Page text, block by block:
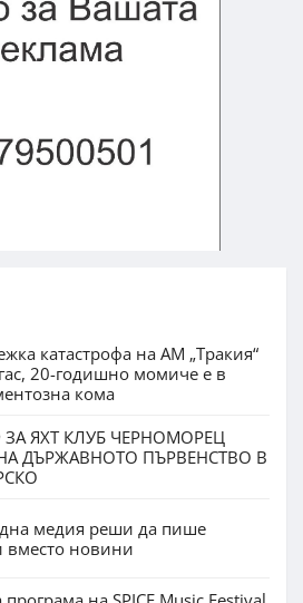
катастрофа на АМ „Тракия“
20-годишно момиче е в
кома
ЯХТ КЛУБ ЧЕРНОМОРЕЦ
ДЪРЖАВНОТО ПЪРВЕНСТВО В
медия реши да пише
вместо новини